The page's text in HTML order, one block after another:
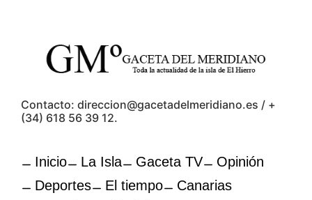
Contacto: direccion@gacetadelmeridiano.es / +
(34) 618 56 39 12.
Inicio La Isla Gaceta TV
Opinión
Deportes
El tiempo
Canarias